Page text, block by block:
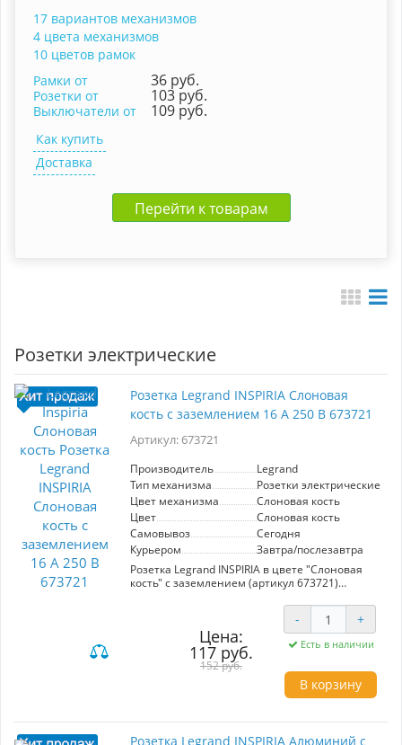
17 вариантов механизмов
4 цвета механизмов
10 цветов рамок
Рамки от
36 руб.
Розетки от 103 руб.
Выключатели от 109 руб.
Как купить
Доставка
Перейти к товарам
Розетки электрические
Розетка Legrand INSPIRIA Слоновая
кость с заземлением 16 А 250 В 673721
Артикул: 673721
Производитель
Legrand
Тип механизма
Розетки электрические
Цвет механизма
Слоновая кость
Цвет
Слоновая кость
Самовывоз
Сегодня
Курьером
Завтра/послезавтра
Розетка Legrand INSPIRIA в цвете "Слоновая
кость" с заземлением (артикул 673721)
скрытого монтажа в любых помещениях.
Способная выдерживать ток до 16 А и
напряжение 250 В, она предназначена для
подключения оборудования мощностью до
3680 Вт, обеспечивая надежное
электропитание в зданиях с заземляющей
Цена:
117 руб.
152 руб.
- +
Есть в наличии
В корзину
Розетка Legrand INSPIRIA Алюминий с